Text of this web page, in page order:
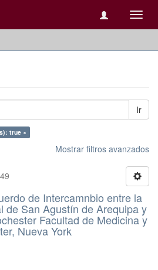
Ir
true ×
Mostrar filtros avanzados
de Intercamnbio entre la
de San Agustín de Arequipa y
Facultad de Medicina y
Nueva York